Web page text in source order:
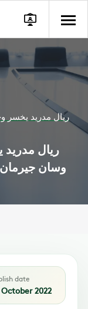
ريال مدريد يخسر
ريال
وسان جيرمان
date
2022